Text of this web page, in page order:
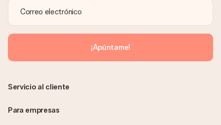
¿Se envía la factura junto con el pedido?
La factura y cualquier otra información relativa a tu regalo se
enviará únicamente por correo electrónico. El regalo se enviará
sin ninguna información adicional Así, evitaremos que la
persona que recibe el regalo la vea. ¡No le enviaremos nada
más que su increíble regalo! ¿Quieres que sepa quién se lo
¡Apúntame!
Servicio al cliente
Para empresas